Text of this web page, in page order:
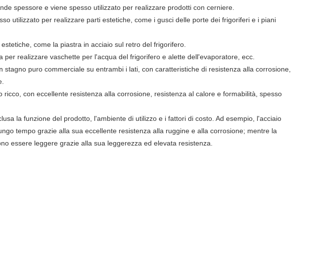
spessore e viene spesso utilizzato per realizzare prodotti con cerniere.
utilizzato per realizzare parti estetiche, come i gusci delle porte dei frigoriferi e i piani
come la piastra in acciaio sul retro del frigorifero.
realizzare vaschette per l'acqua del frigorifero e alette dell'evaporatore, ecc.
puro commerciale su entrambi i lati, con caratteristiche di resistenza alla corrosione,
con eccellente resistenza alla corrosione, resistenza al calore e formabilità, spesso
la funzione del prodotto, l'ambiente di utilizzo e i fattori di costo. Ad esempio, l'acciaio
tempo grazie alla sua eccellente resistenza alla ruggine e alla corrosione; mentre la
essere leggere grazie alla sua leggerezza ed elevata resistenza.